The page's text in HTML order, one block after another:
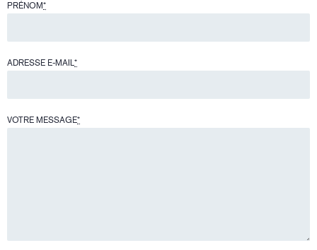
PRÉNOM*
ADRESSE E-MAIL*
VOTRE MESSAGE*